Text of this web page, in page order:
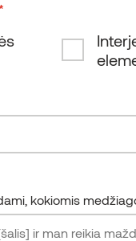
*
kokiomis